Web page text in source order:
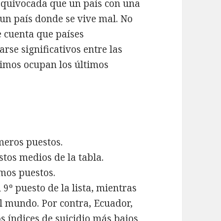
que un país con una
país donde se vive mal. No
que países
significativos entre las
ocupan los últimos
puestos.
medios de la tabla.
puestos.
puesto de la lista, mientras
mundo. Por contra, Ecuador,